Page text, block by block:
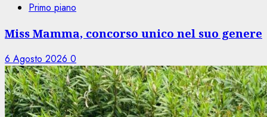
Primo piano
Miss Mamma, concorso unico nel suo genere
6 Agosto 2026 0